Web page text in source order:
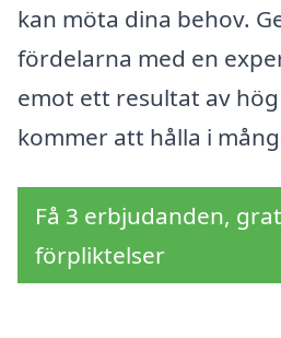
kan möta dina behov.
fördelarna med en
emot ett resultat av
kommer att hålla i
Få 3 erbjudanden,
förpliktelser